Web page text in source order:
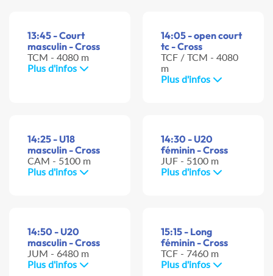
13:45 - Court
masculin - Cross
TCM - 4080 m
Plus d'infos
14:05 - open court
tc - Cross
TCF / TCM - 4080
m
Plus d'infos
14:25 - U18
masculin - Cross
CAM - 5100 m
Plus d'infos
14:30 - U20
féminin - Cross
JUF - 5100 m
Plus d'infos
14:50 - U20
masculin - Cross
JUM - 6480 m
Plus d'infos
15:15 - Long
féminin - Cross
TCF - 7460 m
Plus d'infos